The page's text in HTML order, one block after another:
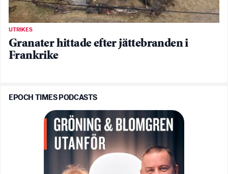
UTRIKES
Granater hittade efter jättebranden i
Frankrike
EPOCH TIMES PODCASTS